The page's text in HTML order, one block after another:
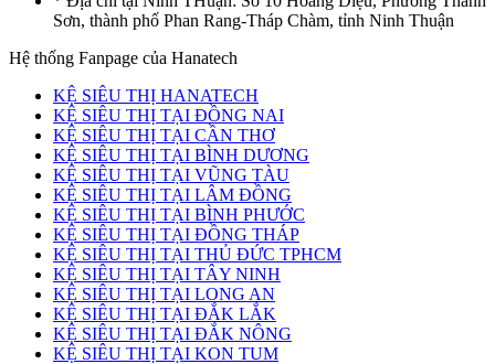
Sơn, thành phố Phan Rang-Tháp Chàm, tỉnh Ninh Thuận
Hệ thống Fanpage của Hanatech
KỆ SIÊU THỊ HANATECH
KỆ SIÊU THỊ TẠI ĐỒNG NAI
KỆ SIÊU THỊ TẠI CẦN THƠ
KỆ SIÊU THỊ TẠI BÌNH DƯƠNG
KỆ SIÊU THỊ TẠI VŨNG TÀU
KỆ SIÊU THỊ TẠI LÂM ĐỒNG
KỆ SIÊU THỊ TẠI BÌNH PHƯỚC
KỆ SIÊU THỊ TẠI ĐỒNG THÁP
KỆ SIÊU THỊ TẠI THỦ ĐỨC TPHCM
KỆ SIÊU THỊ TẠI TÂY NINH
KỆ SIÊU THỊ TẠI LONG AN
KỆ SIÊU THỊ TẠI ĐẮK LẮK
KỆ SIÊU THỊ TẠI ĐẮK NÔNG
KỆ SIÊU THỊ TẠI KON TUM